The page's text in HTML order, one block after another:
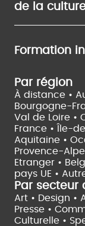
de la
Formation
Par région
À distance •
Bourgogne-
Val de Loire •
France •
Île-
Aquitaine •
Provence-
Etranger •
pays UE •
Par secteur
Art • Design •
Presse •
Culturelle •